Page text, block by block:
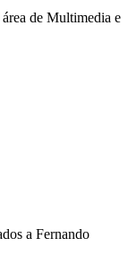
de Multimedia e
a Fernando